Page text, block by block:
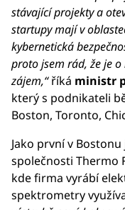
stávající projekty a
startupy mají v
kybernetická
proto jsem rád, že je o
zájem,“říká ministr
který s podnikateli
Boston, Toronto,
Jako první v
společnosti Thermo
kde firma vyrábí
spektrometry